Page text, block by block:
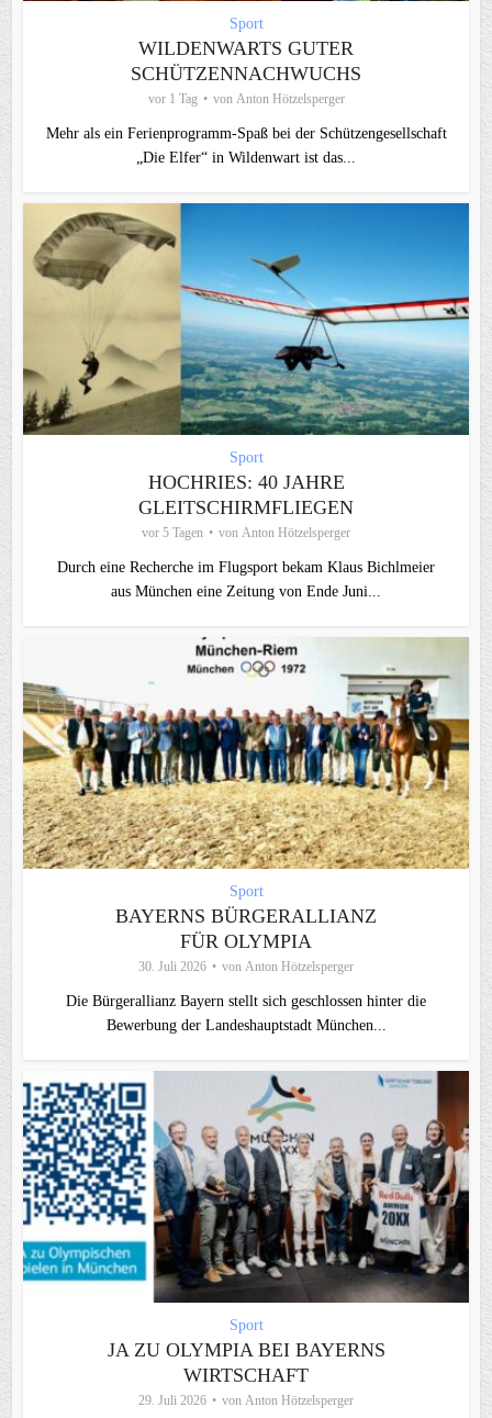
Sport
WILDENWARTS GUTER
SCHÜTZENNACHWUCHS
vor 1 Tag von Anton Hötzelsperger
Mehr als ein Ferienprogramm-Spaß bei der Schützengesellschaft
„Die Elfer“ in Wildenwart ist das...
Sport
HOCHRIES: 40 JAHRE
GLEITSCHIRMFLIEGEN
vor 5 Tagen von Anton Hötzelsperger
Durch eine Recherche im Flugsport bekam Klaus Bichlmeier
aus München eine Zeitung von Ende Juni...
Sport
BAYERNS BÜRGERALLIANZ
FÜR OLYMPIA
30. Juli 2026 von Anton Hötzelsperger
Die Bürgerallianz Bayern stellt sich geschlossen hinter die
Bewerbung der Landeshauptstadt München...
Sport
JA ZU OLYMPIA BEI BAYERNS
WIRTSCHAFT
29. Juli 2026 von Anton Hötzelsperger